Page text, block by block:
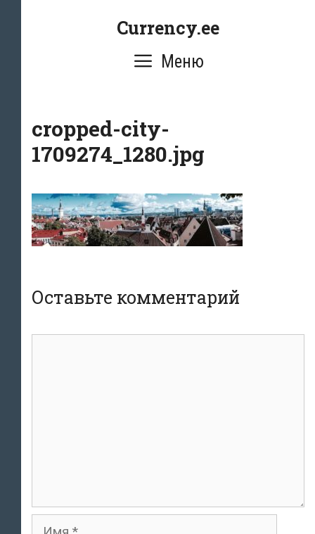
Currency.ee
Меню
cropped-city-
1709274_1280.jpg
Оставьте комментарий
Имя